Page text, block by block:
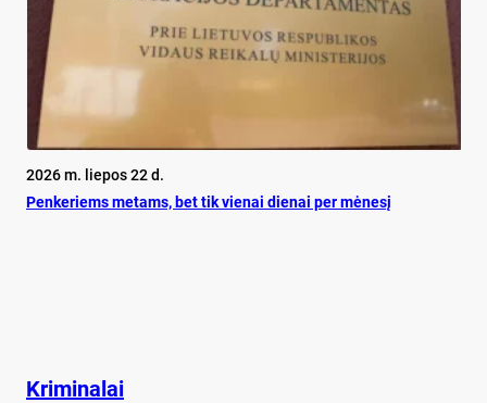
2026 m. liepos 22 d.
Pen­ke­riems me­tams, bet tik vie­nai die­nai per mė­ne­sį
Kriminalai